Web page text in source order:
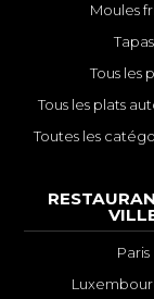
Moules
Tapas
Tous les
Tous les plats
Toutes les
Paris